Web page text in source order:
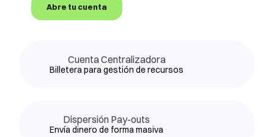
Cuenta Centralizadora
Billetera para gestión de recursos
Dispersión Pay-outs
Envía dinero de forma masiva
Abre tu cuenta